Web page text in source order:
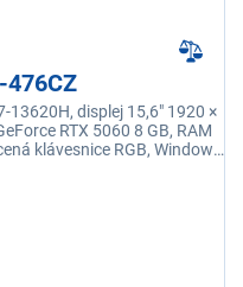
476CZ
13620H, displej 15,6" 1920 ×
RTX 5060 8 GB, RAM
klávesnice RGB, Windows